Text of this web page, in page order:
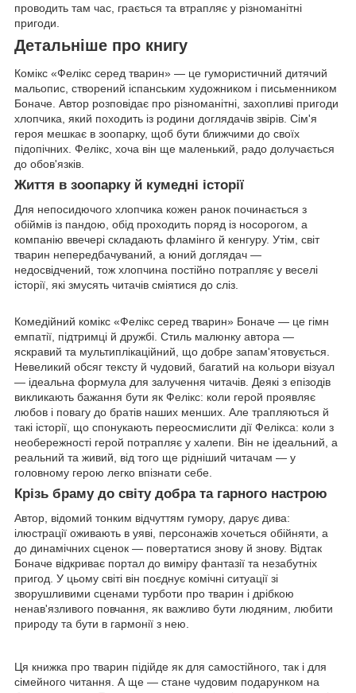
проводить там час, грається та втрапляє у різноманітні
пригоди.
Детальніше про книгу
Комікс «Фелікс серед тварин» — це гумористичний дитячий
мальопис, створений іспанським художником і письменником
Боначе. Автор розповідає про різноманітні, захопливі пригоди
хлопчика, який походить із родини доглядачів звірів. Сім'я
героя мешкає в зоопарку, щоб бути ближчими до своїх
підопічних. Фелікс, хоча він ще маленький, радо долучається
до обов'язків.
Життя в зоопарку й кумедні історії
Для непосидючого хлопчика кожен ранок починається з
обіймів із пандою, обід проходить поряд із носорогом, а
компанію ввечері складають фламінго й кенгуру. Утім, світ
тварин непередбачуваний, а юний доглядач —
недосвідчений, тож хлопчина постійно потрапляє у веселі
історії, які змусять читачів сміятися до сліз.
Комедійний комікс «Фелікс серед тварин» Боначе — це гімн
емпатії, підтримці й дружбі. Стиль малюнку автора —
яскравий та мультиплікаційний, що добре запам'ятовується.
Невеликий обсяг тексту й чудовий, багатий на кольори візуал
— ідеальна формула для залучення читачів. Деякі з епізодів
викликають бажання бути як Фелікс: коли герой проявляє
любов і повагу до братів наших менших. Але трапляються й
такі історії, що спонукають переосмислити дії Фелікса: коли з
необережності герой потрапляє у халепи. Він не ідеальний, а
реальний та живий, від того ще рідніший читачам — у
головному герою легко впізнати себе.
Крізь браму до світу добра та гарного настрою
Автор, відомий тонким відчуттям гумору, дарує дива:
ілюстрації оживають в уяві, персонажів хочеться обійняти, а
до динамічних сценок — повертатися знову й знову. Відтак
Боначе відкриває портал до виміру фантазії та незабутніх
пригод. У цьому світі він поєднує комічні ситуації зі
зворушливими сценами турботи про тварин і дрібкою
ненав'язливого повчання, як важливо бути людяним, любити
природу та бути в гармонії з нею.
Ця книжка про тварин підійде як для самостійного, так і для
сімейного читання. А ще — стане чудовим подарунком на